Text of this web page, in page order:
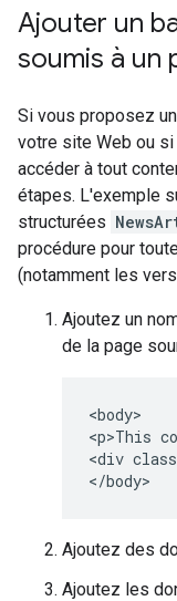
Ajouter un
soumis à un
Si vous proposez un
votre site Web ou
accéder à tout
étapes. L'exemple
structurées
procédure pour
(notamment les
Ajoutez un
de la page
<body>
<p>This
<div class
</body>
Ajoutez des
Ajoutez les